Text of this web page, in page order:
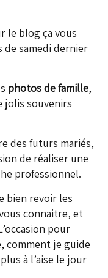
le blog ça vous
de samedi dernier
photos de famille,
jolis souvenirs
des futurs mariés,
de réaliser une
professionnel.
bien revoir les
connaitre, et
pour
comment je guide
à l’aise le jour